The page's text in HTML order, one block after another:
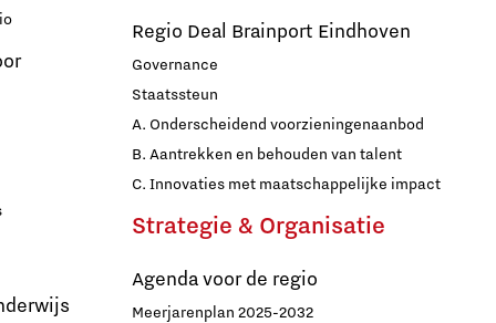
Regio Deal Brainport Eindhoven
Governance
Staatssteun
A. Onderscheidend voorzieningenaanbod
B. Aantrekken en behouden van talent
C. Innovaties met maatschappelijke impact
Strategie & Organisatie
Agenda voor de regio
Meerjarenplan 2025-2032